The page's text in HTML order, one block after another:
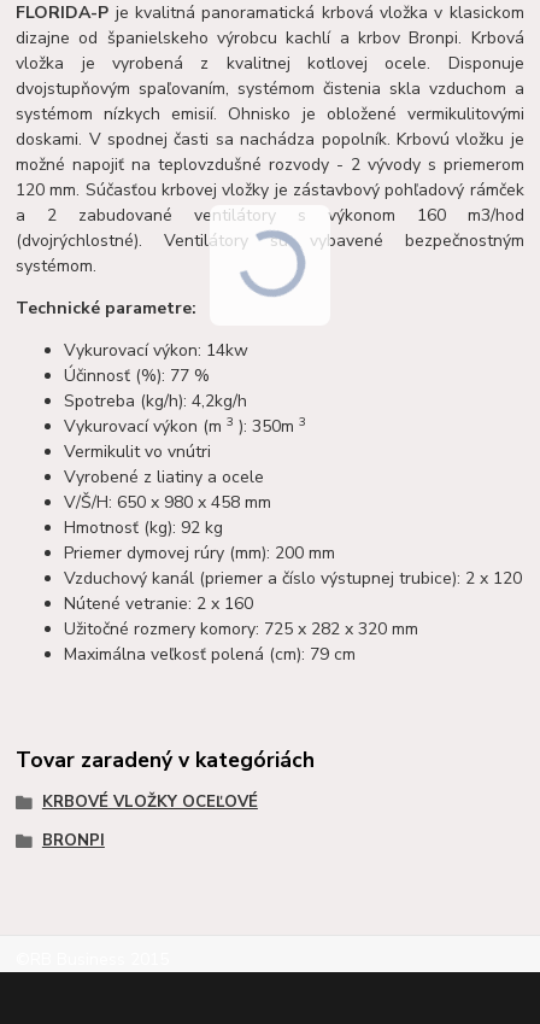
FLORIDA-P je kvalitná panoramatická krbová vložka v klasickom
dizajne od španielskeho výrobcu kachlí a krbov Bronpi. Krbová
vložka je vyrobená z kvalitnej kotlovej ocele. Disponuje
dvojstupňovým spaľovaním, systémom čistenia skla vzduchom a
systémom nízkych emisií. Ohnisko je obložené vermikulitovými
doskami. V spodnej časti sa nachádza popolník. Krbovú vložku je
možné napojiť na teplovzdušné rozvody - 2 vývody s priemerom
120 mm. Súčasťou krbovej vložky je zástavbový pohľadový rámček
a 2 zabudované ventilátory s výkonom 160 m3/hod
(dvojrýchlostné). Ventilátory sú vybavené bezpečnostným
systémom.
Technické parametre:
Vykurovací výkon: 14kw
Účinnosť (%): 77 %
Spotreba (kg/h): 4,2kg/h
Vykurovací výkon (m3 ): 350m3
Vermikulit vo vnútri
Vyrobené z liatiny a ocele
V/Š/H: 650 x 980 x 458 mm
Hmotnosť (kg): 92 kg
Priemer dymovej rúry (mm): 200 mm
Vzduchový kanál (priemer a číslo výstupnej trubice): 2 x 120
Nútené vetranie: 2 x 160
Užitočné rozmery komory: 725 x 282 x 320 mm
Maximálna veľkosť polená (cm): 79 cm
Tovar zaradený v kategóriách
KRBOVÉ VLOŽKY OCEĽOVÉ
BRONPI